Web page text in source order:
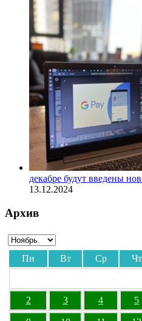
декабре будут введены
13.12.2024
Архив
Пн Вт Ср Чт
2 3 4 5